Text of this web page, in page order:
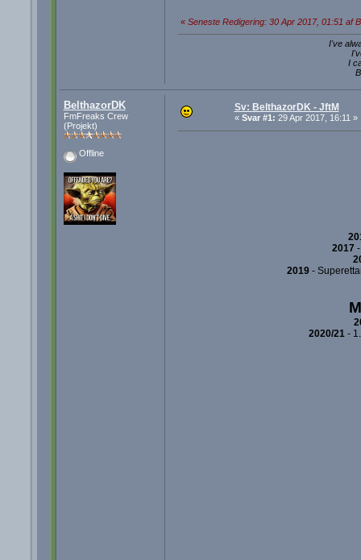
« Seneste Redigering: 30 Apr 2017, 01:51 af
I've
I
BelthazorDK
FmFreaks Crew
(Projekt)
Offline
Sv: BelthazorDK - JftM
« Svar #1: 29 Apr 2017, 16:11 »
2017
2019 -
2020/21 -